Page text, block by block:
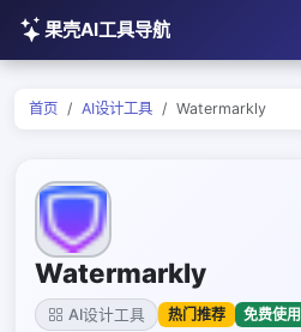
果壳AI工具导航
首页 AI设计工具 Watermarkly
Watermarkly
AI设计工具 热门推荐 免费使用